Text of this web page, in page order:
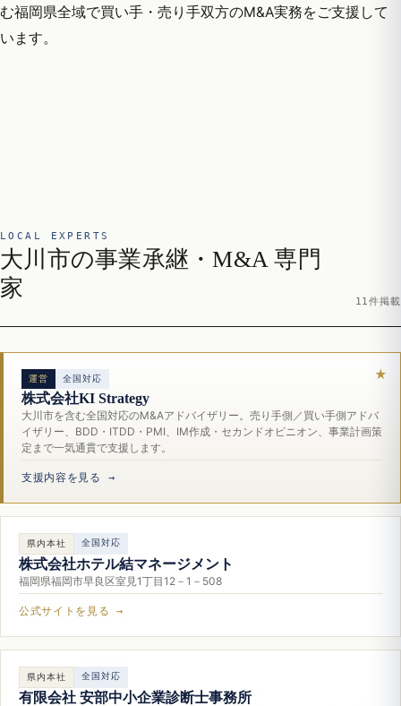
む福岡県全域で買い手・売り手双方のM&A実務をご支援して
います。
LOCAL EXPERTS
大川市の事業承継・M&A 専門
家
11件掲載
運営 全国対応
株式会社KI Strategy
大川市を含む全国対応のM&Aアドバイザリー。売り手側／買い手側アドバ
イザリー、BDD・ITDD・PMI、IM作成・セカンドオピニオン、事業計画策
定まで一気通貫で支援します。
支援内容を見る →
県内本社 全国対応
株式会社ホテル結マネージメント
福岡県福岡市早良区室見1丁目12－1－508
公式サイトを見る →
県内本社 全国対応
有限会社 安部中小企業診断士事務所